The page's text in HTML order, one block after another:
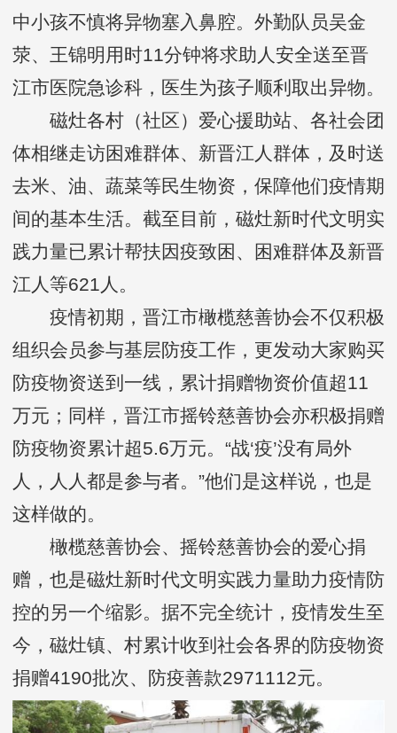
中小孩不慎将异物塞入鼻腔。外勤队员吴金
荥、王锦明用时11分钟将求助人安全送至晋
江市医院急诊科，医生为孩子顺利取出异物。
磁灶各村（社区）爱心援助站、各社会团
体相继走访困难群体、新晋江人群体，及时送
去米、油、蔬菜等民生物资，保障他们疫情期
间的基本生活。截至目前，磁灶新时代文明实
践力量已累计帮扶因疫致困、困难群体及新晋
江人等621人。
疫情初期，晋江市橄榄慈善协会不仅积极
组织会员参与基层防疫工作，更发动大家购买
防疫物资送到一线，累计捐赠物资价值超11
万元；同样，晋江市摇铃慈善协会亦积极捐赠
防疫物资累计超5.6万元。“战‘疫’没有局外
人，人人都是参与者。”他们是这样说，也是
这样做的。
橄榄慈善协会、摇铃慈善协会的爱心捐
赠，也是磁灶新时代文明实践力量助力疫情防
控的另一个缩影。据不完全统计，疫情发生至
今，磁灶镇、村累计收到社会各界的防疫物资
捐赠4190批次、防疫善款2971112元。